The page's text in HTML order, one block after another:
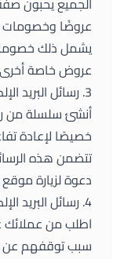
عروضًا وخصومات
يشمل ذلك
عروض خاصة
3. رسائل البريد الإلكتروني لإعادة التفاعل
أنشئ سلسلة من
خصيصًا لإعادة
تتضمن هذه
دعوة لزيارة
4. رسائل البريد الإلكتروني للاستطلاع والتعليقات
اطلب من عملائك
سبب توقفهم عن